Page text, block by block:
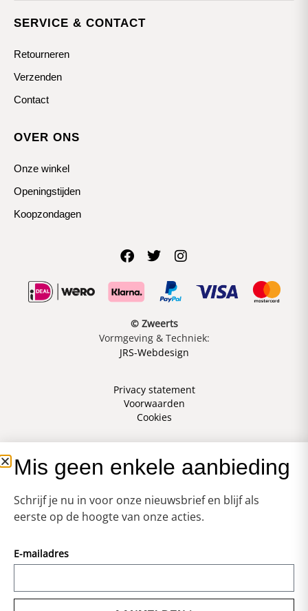
SERVICE & CONTACT
Retourneren
Verzenden
Contact
OVER ONS
Onze winkel
Openingstijden
Koopzondagen
© Zweerts
Vormgeving & Techniek:
JRS-Webdesign
Privacy statement
Voorwaarden
Cookies
Mis geen enkele aanbieding
Schrijf je nu in voor onze nieuwsbrief en blijf als
eerste op de hoogte van onze acties.
E-mailadres